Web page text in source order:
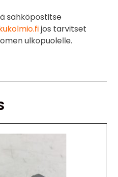
sähköpostitse
jos tarvitset
ulkopuolelle.